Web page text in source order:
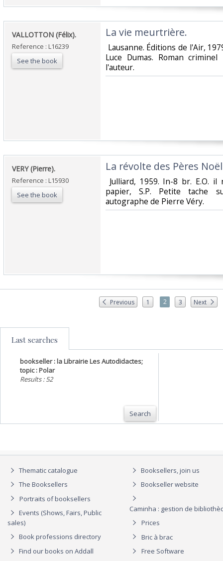
‎VALLOTTON (Félix).‎
Reference : L16239
See the book
‎La vie meurtrière.‎
Lausanne. Éditions de l'Air,
Luce Dumas. Roman
l'auteur. ‎
‎VERY (Pierre).‎
Reference : L15930
See the book
‎La révolte des Pères
Julliard, 1959. In-8 br. E.O.
papier, S.P. Petite tache
autographe de Pierre Véry.‎
Previous 1 2 3 Next
Last searches
bookseller : la Librairie Les Autodidactes;
topic : Polar
Results : 52
Search
Thematic catalogue
The Booksellers
Portraits of booksellers
Events (Shows, Fairs, Public
sales)
Book professions directory
Find our books on Addall
Booksellers, join us
Bookseller website
Caminha : gestion de
Prices
Bric à brac
Free Software